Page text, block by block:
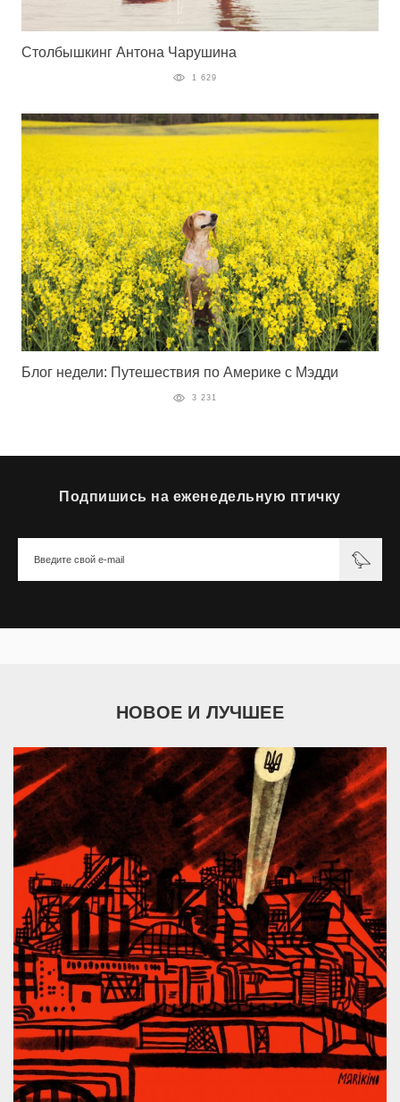
Столбышкинг Антона Чарушина
1 629
Блог недели: Путешествия по Америке с Мэдди
3 231
Подпишись на еженедельную птичку
НОВОЕ И ЛУЧШЕЕ